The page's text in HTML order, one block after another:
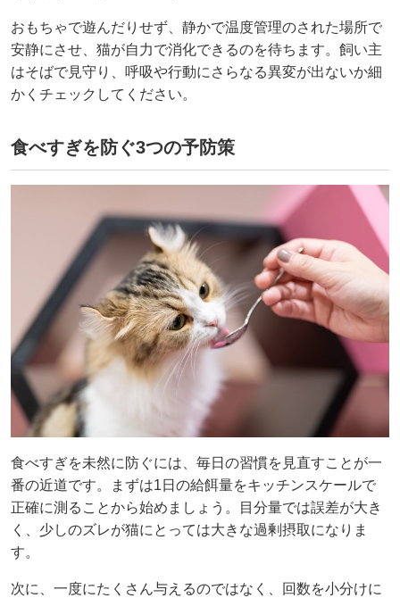
おもちゃで遊んだりせず、静かで温度管理のされた場所で
安静にさせ、猫が自力で消化できるのを待ちます。飼い主
はそばで見守り、呼吸や行動にさらなる異変が出ないか細
かくチェックしてください。
食べすぎを防ぐ3つの予防策
食べすぎを未然に防ぐには、毎日の習慣を見直すことが一
番の近道です。まずは1日の給餌量をキッチンスケールで
正確に測ることから始めましょう。目分量では誤差が大き
く、少しのズレが猫にとっては大きな過剰摂取になりま
す。
次に、一度にたくさん与えるのではなく、回数を小分けに